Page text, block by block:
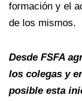
formación y el
de los mismos.
Desde FSFA
los colegas y
posible esta